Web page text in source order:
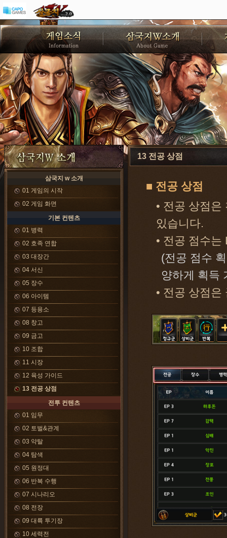
삼국지 w 소개
01 게임의 시작
02 게임 화면
기본 컨텐츠
01 병력
02 호족 연합
03 대장간
04 서신
05 장수
06 아이템
07 등용소
08 창고
09 금고
10 조합
11 시장
12 육성 가이드
13 전공 상점
전투 컨텐츠
01 임무
02 토벌&관계
03 약탈
04 탐색
05 원정대
06 반복 수행
07 시나리오
08 전장
09 대륙 투기장
10 세력전
13 전공 상점
■ 전공 상점
• 전공 상점
있습니다.
• 전공 점수
(전공 점수
양하게 획득
• 전공 상점